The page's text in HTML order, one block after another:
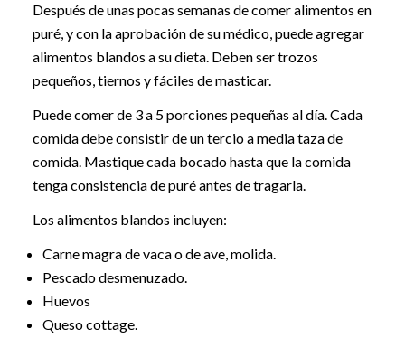
Después de unas pocas semanas de comer alimentos en
puré, y con la aprobación de su médico, puede agregar
alimentos blandos a su dieta. Deben ser trozos
pequeños, tiernos y fáciles de masticar.
Puede comer de 3 a 5 porciones pequeñas al día. Cada
comida debe consistir de un tercio a media taza de
comida. Mastique cada bocado hasta que la comida
tenga consistencia de puré antes de tragarla.
Los alimentos blandos incluyen:
Carne magra de vaca o de ave, molida.
Pescado desmenuzado.
Huevos
Queso cottage.